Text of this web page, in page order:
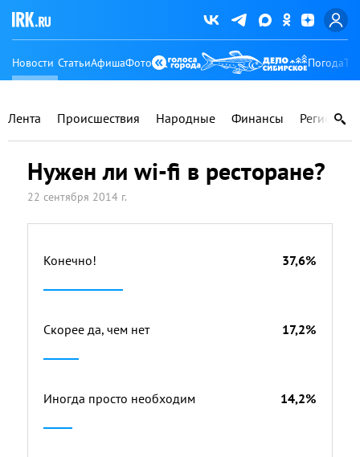
Новости СтатьиАфишаФото Погода
Лента Происшествия Народные Финансы Регионы
Нужен ли wi-fi в ресторане?
22 сентября 2014 г.
Конечно! 37,6%
Скорее да, чем нет 17,2%
Иногда просто необходим 14,2%